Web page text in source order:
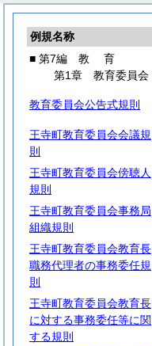
例規名称
■ 第7編 教 育
第1章 教育委員会
教育委員会公告式規則
王寺町教育委員会会議規
則
王寺町教育委員会傍聴人
規則
王寺町教育委員会事務局
組織規則
王寺町教育委員会教育長
職務代理者の事務委任規
則
王寺町教育委員会教育長
に対する事務委任等に関
する規則